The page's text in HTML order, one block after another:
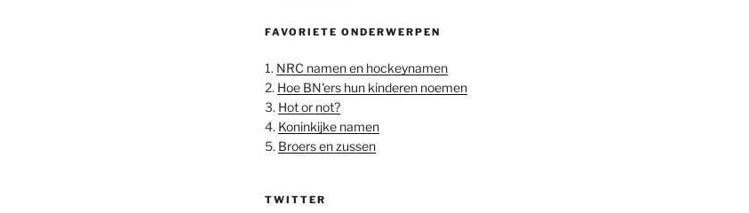
FAVORIETE ONDERWERPEN
1. NRC namen en hockeynamen
2. Hoe BN'ers hun kinderen noemen
3. Hot or not?
4. Koninkijke namen
5. Broers en zussen
TWITTER